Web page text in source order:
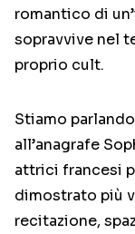
romantico di
sopravvive nel
proprio cult.
Stiamo
all’anagrafe
attrici francesi
dimostrato più
recitazione,